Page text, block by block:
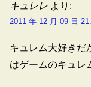
キュレレ より:
2011 年 12 月 09 日
キュレム大好きだ
はゲームのキュレ